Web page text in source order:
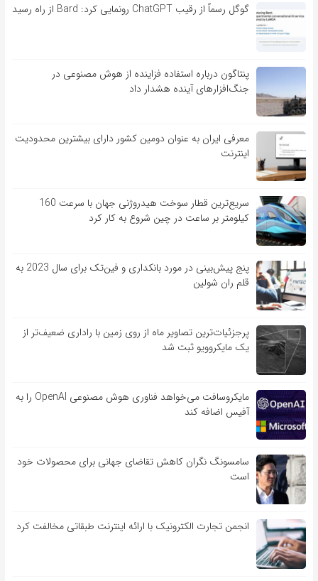
گوگل رسماً از رقیب ChatGPT رونمایی کرد: Bard از راه رسید
پنتاگون درباره استفاده فزاینده از هوش مصنوعی در
جنگ‌افزارهای آینده هشدار داد
معرفی ایران به عنوان دومین کشور دارای بیشترین محدودیت
اینترنت
سریع‌ترین قطار سوخت هیدروژنی جهان با سرعت 160
کیلومتر بر ساعت در چین شروع به کار کرد
پنج پیش‌بینی در مورد بانکداری و فین‌تک برای سال 2023 به
قلم ران شولین
پرجزئیات‌ترین تصاویر ماه از روی زمین با راداری ضعیف‌تر از
یک مایکروویو ثبت شد
مایکروسافت می‌خواهد فناوری هوش مصنوعی OpenAI را به
آفیس اضافه کند
سامسونگ نگران کاهش تقاضای جهانی برای محصولات خود
است
انجمن تجارت الکترونیک با ارائه اینترنت طبقاتی مخالفت کرد